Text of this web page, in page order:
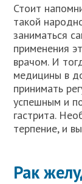
Стоит
такой
заниматься
применения
врачом. И
медицины в
принимать
успешным и
гастрита.
терпение, и
Рак